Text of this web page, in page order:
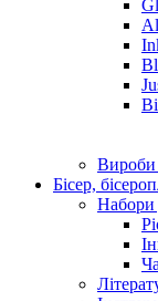
Вироби
Бісер,
Набори